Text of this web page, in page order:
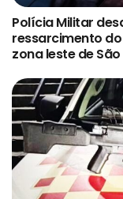
Polícia Militar
ressarcimento do
zona leste de São